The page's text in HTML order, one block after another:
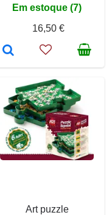
Em estoque (7)
16,50 €
Art puzzle